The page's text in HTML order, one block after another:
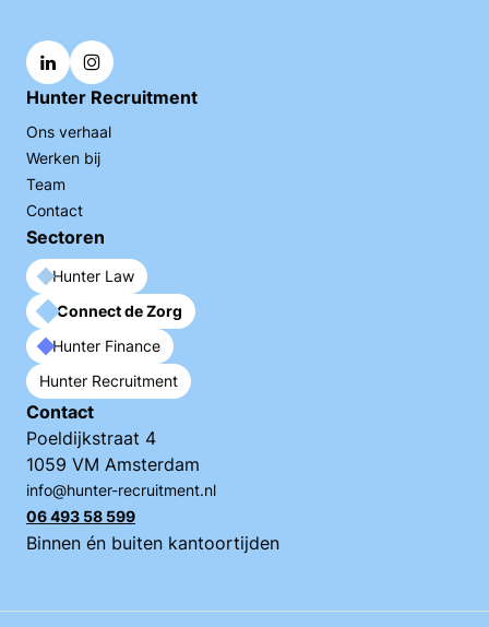
Hunter Recruitment
Ons verhaal
Werken bij
Team
Contact
Sectoren
Hunter Law
Connect de Zorg
Hunter Finance
Hunter Recruitment
Contact
Poeldijkstraat 4
1059 VM Amsterdam
info@hunter-recruitment.nl
06 493 58 599
Binnen én buiten kantoortijden